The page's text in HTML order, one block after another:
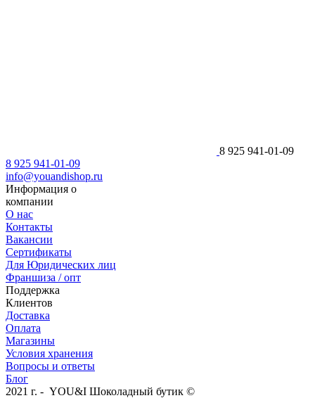
8 925 941-01-09
8 925 941-01-09
info@youandishop.ru
Информация о
компании
О нас
Контакты
Вакансии
Сертификаты
Для Юридических лиц
Франшиза / опт
Поддержка
Клиентов
Доставка
Оплата
Магазины
Условия хранения
Вопросы и ответы
Блог
2021 г. - YOU&I Шоколадный бутик ©